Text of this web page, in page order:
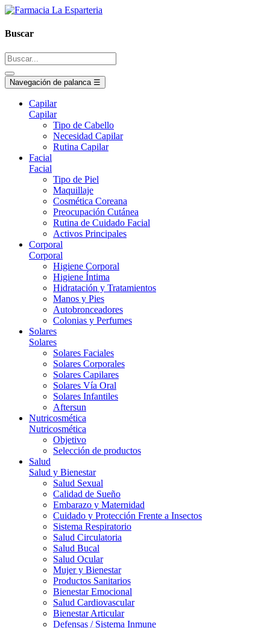
Buscar
Navegación de palanca ☰
Capilar
Capilar
Tipo de Cabello
Necesidad Capilar
Rutina Capilar
Facial
Facial
Tipo de Piel
Maquillaje
Cosmética Coreana
Preocupación Cutánea
Rutina de Cuidado Facial
Activos Principales
Corporal
Corporal
Higiene Corporal
Higiene Íntima
Hidratación y Tratamientos
Manos y Pies
Autobronceadores
Colonias y Perfumes
Solares
Solares
Solares Faciales
Solares Corporales
Solares Capilares
Solares Vía Oral
Solares Infantiles
Aftersun
Nutricosmética
Nutricosmética
Objetivo
Selección de productos
Salud
Salud y Bienestar
Salud Sexual
Calidad de Sueño
Embarazo y Maternidad
Cuidado y Protección Frente a Insectos
Sistema Respiratorio
Salud Circulatoria
Salud Bucal
Salud Ocular
Mujer y Bienestar
Productos Sanitarios
Bienestar Emocional
Salud Cardiovascular
Bienestar Articular
Defensas / Sistema Inmune